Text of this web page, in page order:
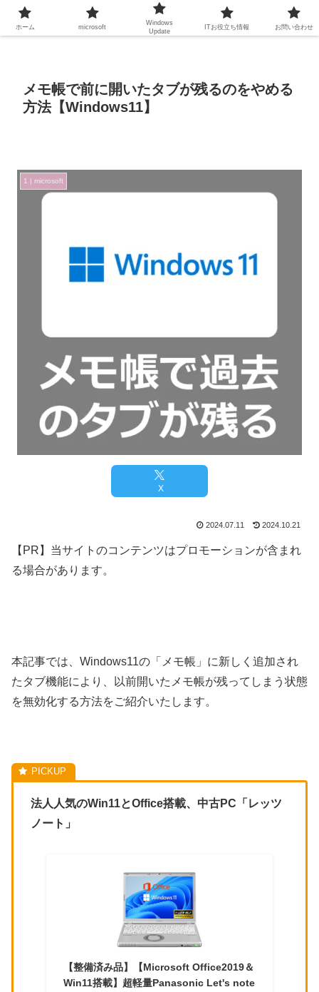
メモ帳で前に開いたタブが残るのをやめる
方法【Windows11】
1 | microsoft
X
2024.07.11 2024.10.21
【PR】当サイトのコンテンツはプロモーションが含まれ
る場合があります。
本記事では、Windows11の「メモ帳」に新しく追加され
たタブ機能により、以前開いたメモ帳が残ってしまう状態
を無効化する方法をご紹介いたします。
法人人気のWin11とOffice搭載、中古PC「レッツ
ノート」
【整備済み品】【Microsoft Office2019＆
Win11搭載】超軽量Panasonic Let's note
ホーム microsoft
Windows
Update
ITお役立ち情報 お問い合わせ